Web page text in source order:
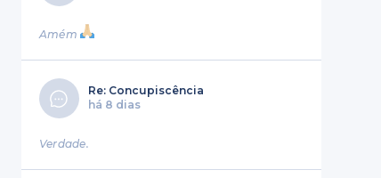
Amém
Re: Concupiscência
há 8 dias
Verdade.